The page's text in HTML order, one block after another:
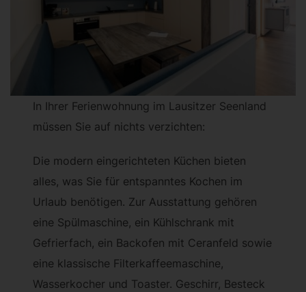
In Ihrer Ferienwohnung im Lausitzer Seenland
müssen Sie auf nichts verzichten:
Die modern eingerichteten Küchen bieten
alles, was Sie für entspanntes Kochen im
Urlaub benötigen. Zur Ausstattung gehören
eine Spülmaschine, ein Kühlschrank mit
Gefrierfach, ein Backofen mit Ceranfeld sowie
eine klassische Filterkaffeemaschine,
Wasserkocher und Toaster. Geschirr, Besteck